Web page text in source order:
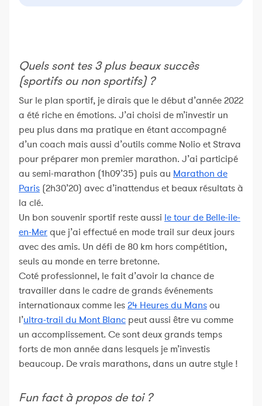
Quels sont tes 3 plus beaux succès
(sportifs ou non sportifs) ?
Sur le plan sportif, je dirais que le début d’année 2022
a été riche en émotions. J’ai choisi de m’investir un
peu plus dans ma pratique en étant accompagné
d’un coach mais aussi d’outils comme Nolio et Strava
pour préparer mon premier marathon. J’ai participé
au semi-marathon (1h09’35) puis au Marathon de
Paris (2h30’20) avec d’inattendus et beaux résultats à
la clé.
Un bon souvenir sportif reste aussi le tour de Belle-ile-
en-Merque j’ai effectué en mode trail sur deux jours
avec des amis. Un défi de 80 km hors compétition,
seuls au monde en terre bretonne.
Coté professionnel, le fait d’avoir la chance de
travailler dans le cadre de grands événements
internationaux comme les24 Heures du Mansou
l’ultra-trail du Mont Blanc peut aussi être vu comme
un accomplissement. Ce sont deux grands temps
forts de mon année dans lesquels je m’investis
beaucoup. De vrais marathons, dans un autre style !
Fun fact à propos de toi ?